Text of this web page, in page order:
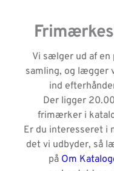
Vi sælger ud af en
samling, og lægger
ind
Der ligger
frimærker i
Er du interesseret i
det vi udbyder, så
på Om